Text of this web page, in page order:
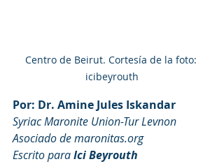
Centro de Beirut. Cortesía de la foto:
icibeyrouth
Por: Dr. Amine Jules Iskandar
Syriac Maronite Union-Tur Levnon
Asociado de maronitas.org
Escrito para Ici Beyrouth